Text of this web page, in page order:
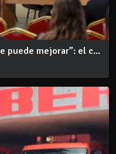
puede mejorar”: el c...